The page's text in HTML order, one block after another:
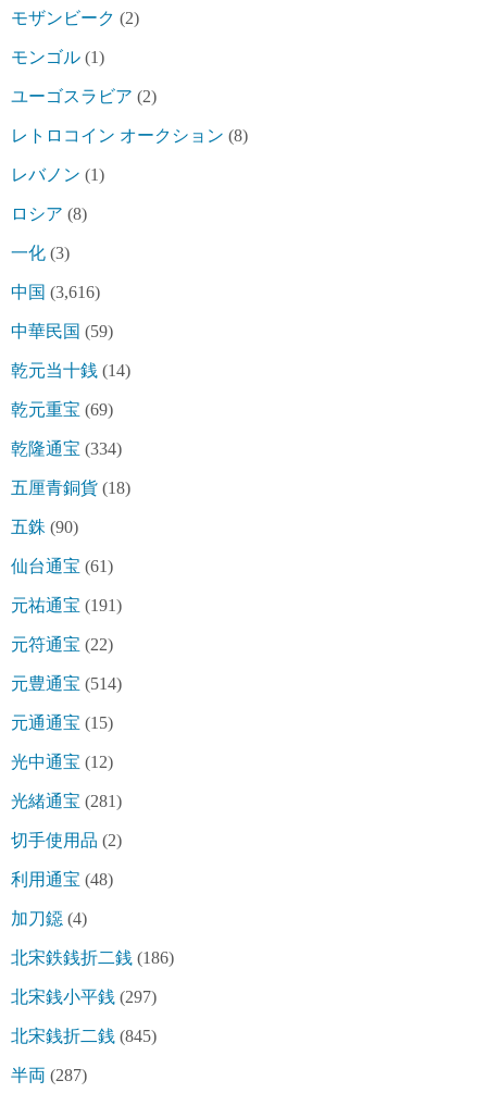
モザンビーク (2)
モンゴル (1)
ユーゴスラビア (2)
レトロコイン オークション (8)
レバノン (1)
ロシア (8)
一化 (3)
中国 (3,616)
中華民国 (59)
乾元当十銭 (14)
乾元重宝 (69)
乾隆通宝 (334)
五厘青銅貨 (18)
五銖 (90)
仙台通宝 (61)
元祐通宝 (191)
元符通宝 (22)
元豊通宝 (514)
元通通宝 (15)
光中通宝 (12)
光緒通宝 (281)
切手使用品 (2)
利用通宝 (48)
加刀鐚 (4)
北宋鉄銭折二銭 (186)
北宋銭小平銭 (297)
北宋銭折二銭 (845)
半両 (287)